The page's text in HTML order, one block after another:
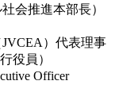
会推進本部長）
）代表理事
役員）
Officer